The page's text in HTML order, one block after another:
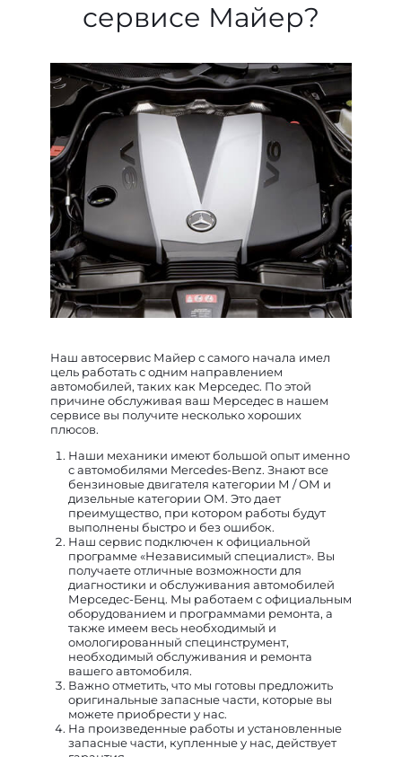
сервисе Майер?
Наш автосервис Майер с самого начала имел
цель работать с одним направлением
автомобилей, таких как Мерседес. По этой
причине обслуживая ваш Мерседес в нашем
сервисе вы получите несколько хороших
плюсов.
Наши механики имеют большой опыт именно
с автомобилями Mercedes-Benz. Знают все
бензиновые двигателя категории М / ОМ и
дизельные категории ОМ. Это дает
преимущество, при котором работы будут
выполнены быстро и без ошибок.
Наш сервис подключен к официальной
программе «Независимый специалист». Вы
получаете отличные возможности для
диагностики и обслуживания автомобилей
Мерседес-Бенц. Мы работаем с официальным
оборудованием и программами ремонта, а
также имеем весь необходимый и
омологированный специнструмент,
необходимый обслуживания и ремонта
вашего автомобиля.
Важно отметить, что мы готовы предложить
оригинальные запасные части, которые вы
можете приобрести у нас.
На произведенные работы и установленные
запасные части, купленные у нас, действует